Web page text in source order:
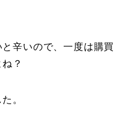
辛いので、一度は購買
？
。